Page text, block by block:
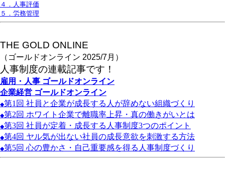
４．人事評価
５．労務管理
THE GOLD ONLINE
（ゴールドオンライン 2025/7月）
人事制度の連載記事です！
雇用・人事 ゴールドオンライン
企業経営 ゴールドオンライン
◆第1 回 社員と企業が成長する人が辞めない組織づくり
◆第2回 ホワイト企業で離職率上昇・真の働きがいとは
◆第3回 社員が定着・成長する人事制度3つのポイント
◆第4回 ヤル気が出ない社員の成長意欲を刺激する方法
◆第5回 心の豊かさ・自己重要感を得る人事制度づくり